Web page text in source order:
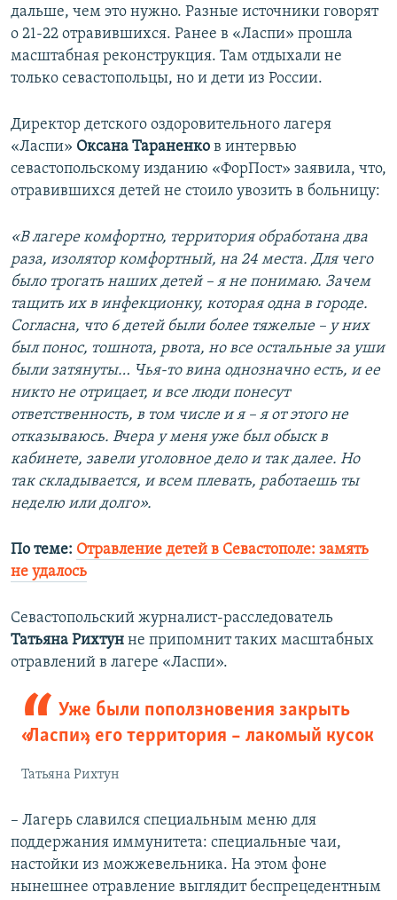
дальше, чем это нужно. Разные источники говорят
о 21-22 отравившихся. Ранее в «Ласпи» прошла
масштабная реконструкция. Там отдыхали не
только севастопольцы, но и дети из России.
Директор детского оздоровительного лагеря
«Ласпи» Оксана Тараненко в интервью
севастопольскому изданию «ФорПост» заявила, что,
отравившихся детей не стоило увозить в больницу:
«В лагере комфортно, территория обработана два
раза, изолятор комфортный, на 24 места. Для чего
было трогать наших детей – я не понимаю. Зачем
тащить их в инфекционку, которая одна в городе.
Согласна, что 6 детей были более тяжелые – у них
был понос, тошнота, рвота, но все остальные за уши
были затянуты… Чья-то вина однозначно есть, и ее
никто не отрицает, и все люди понесут
ответственность, в том числе и я – я от этого не
отказываюсь. Вчера у меня уже был обыск в
кабинете, завели уголовное дело и так далее. Но
так складывается, и всем плевать, работаешь ты
неделю или долго».
По теме: Отравление детей в Севастополе: замять
не удалось​
Севастопольский журналист-расследователь
Татьяна Рихтун не припомнит таких масштабных
отравлений в лагере «Ласпи».
Уже были поползновения закрыть
«Ласпи», его территория – лакомый кусок
Татьяна Рихтун
– Лагерь славился специальным меню для
поддержания иммунитета: специальные чаи,
настойки из можжевельника. На этом фоне
нынешнее отравление выглядит беспрецедентным